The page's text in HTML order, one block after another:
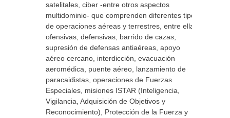
satelitales, ciber -entre otros aspectos
multidominio- que comprenden diferentes tipos
de operaciones aéreas y terrestres, entre ellas,
ofensivas, defensivas, barrido de cazas,
supresión de defensas antiaéreas, apoyo
aéreo cercano, interdicción, evacuación
aeromédica, puente aéreo, lanzamiento de
paracaidistas, operaciones de Fuerzas
Especiales, misiones ISTAR (Inteligencia,
Vigilancia, Adquisición de Objetivos y
Reconocimiento), Protección de la Fuerza y